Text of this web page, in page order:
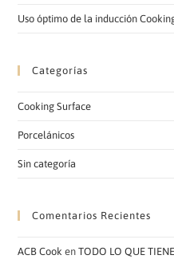
Uso óptimo de la inducción
Categorías
Cooking Surface
Porcelánicos
Sin categoría
Comentarios Recientes
ACB Cook enTODO LO QUE